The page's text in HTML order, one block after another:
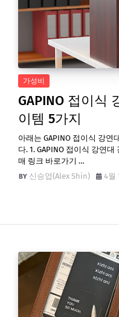
가성비
GAPINO 접이식
이템 5가지
아래는 GAPINO 접이식 강연
다. 1. GAPINO 접이식 강연
매 링크 바로가기 …
신승엽(Alex Shin)
4월